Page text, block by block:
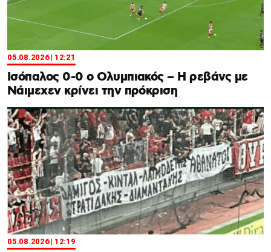
05.08.2026 | 12:21
Ισόπαλος 0-0 ο Ολυμπιακός – Η ρεβάνς με
Νάιμεχεν κρίνει την πρόκριση
05.08.2026 | 12:19